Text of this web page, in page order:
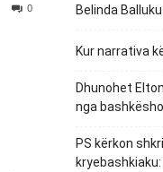
0 Belinda
Kur narrativa
Dhunohet
nga
PS kërkon